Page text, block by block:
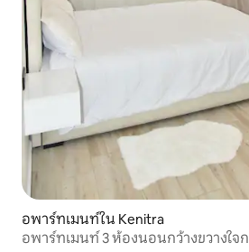
อพาร์ทเมนท์ใน Kenitra
อพาร์ทเมนท์ 3 ห้องนอนกว้างขวางใจ